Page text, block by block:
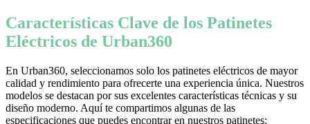
Características Clave de los Patinetes
Eléctricos de Urban360
En Urban360, seleccionamos solo los patinetes eléctricos de mayor
calidad y rendimiento para ofrecerte una experiencia única. Nuestros
modelos se destacan por sus excelentes características técnicas y su
diseño moderno. Aquí te compartimos algunas de las
especificaciones que puedes encontrar en nuestros patinetes: